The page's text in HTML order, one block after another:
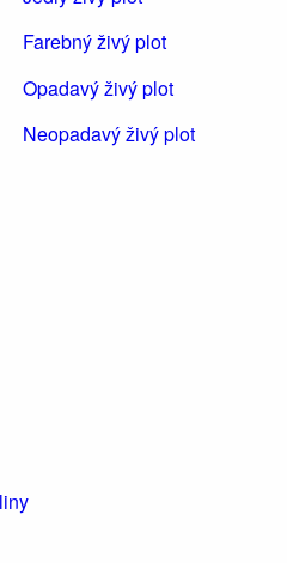
Farebný živý plot
Opadavý živý plot
Neopadavý živý plot